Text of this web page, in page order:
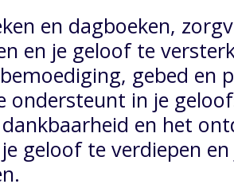
en dagboeken,
en je geloof te
gebed en
in je
en het
geloof te verdiepen